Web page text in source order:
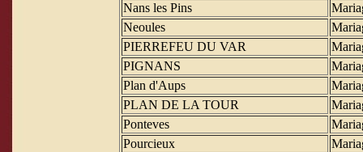
Nans les Pins
Neoules
PIERREFEU DU VAR
PIGNANS
Plan d'Aups
PLAN DE LA TOUR
Ponteves
Pourcieux